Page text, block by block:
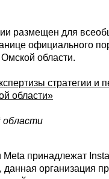
размещен для
официального
области.
стратегии и
области»
Meta принадлежат
данная организация